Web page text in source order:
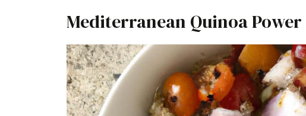
Mediterranean Quinoa